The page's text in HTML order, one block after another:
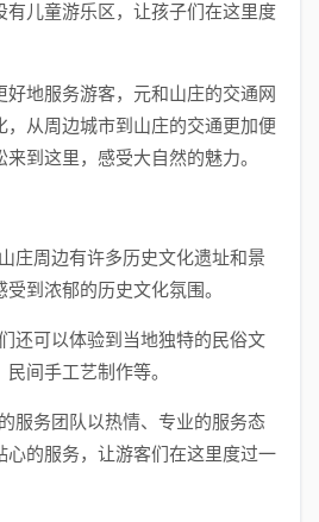
有儿童游乐区，让孩子们在这里度
地服务游客，元和山庄的交通网
，从周边城市到山庄的交通更加便
到这里，感受大自然的魅力。
庄周边有许多历史文化遗址和景
到浓郁的历史文化氛围。
还可以体验到当地独特的民俗文
间手工艺制作等。
服务团队以热情、专业的服务态
心的服务，让游客们在这里度过一